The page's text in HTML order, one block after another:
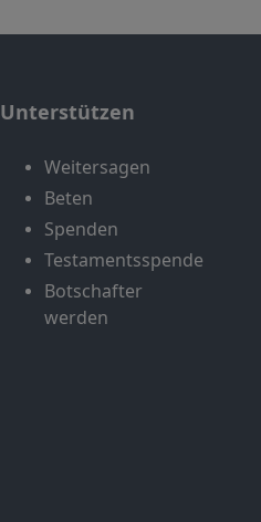
Unterstützen
Weitersagen
Beten
Spenden
Testamentsspende
Botschafter
werden